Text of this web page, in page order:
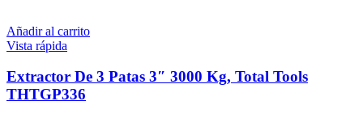
Añadir al carrito
Vista rápida
Extractor De 3 Patas 3″ 3000 Kg, Total Tools
THTGP336